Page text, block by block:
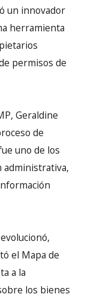
un innovador
herramienta
permisos de
Geraldine
de
uno de los
administrativa,
el Mapa de
a la
los bienes